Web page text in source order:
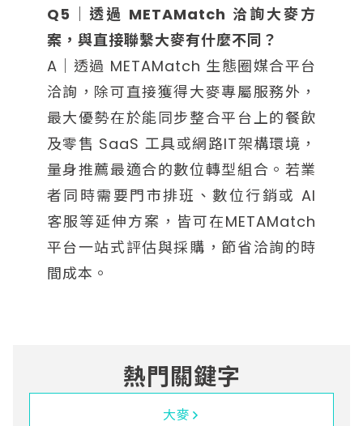
Q5｜透過 METAMatch 洽詢大麥方
案，與直接聯繫大麥有什麼不同？
A｜透過 METAMatch 生態圈媒合平台
洽詢，除可直接獲得大麥專屬服務外，
最大優勢在於能同步整合平台上的餐飲
及零售 SaaS 工具或網路IT架構環境，
量身推薦最適合的數位轉型組合。若業
者同時需要門市排班、數位行銷或 AI
客服等延伸方案，皆可在METAMatch
平台一站式評估與採購，節省洽詢的時
間成本。
熱門關鍵字
大麥